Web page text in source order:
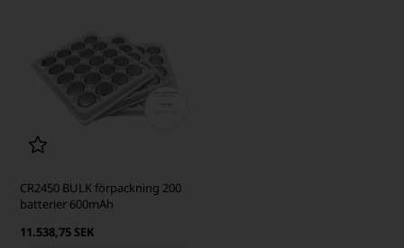
CR2450 BULK förpackning 200
batterier 600mAh
11.538,75 SEK